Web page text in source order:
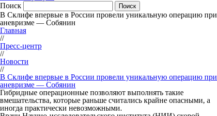
Поиск
В Склифе впервые в России провели уникальную операцию при
аневризме — Собянин
Главная
//
Пресс-центр
//
Новости
//
В Склифе впервые в России провели уникальную операцию при
аневризме — Собянин
Гибридные операционные позволяют выполнять такие
вмешательства, которые раньше считались крайне опасными, а
иногда практически невозможными.